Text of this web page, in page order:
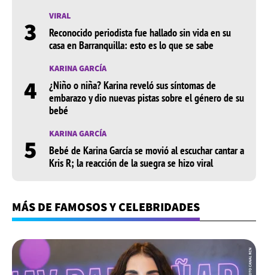
3 VIRAL
Reconocido periodista fue hallado sin vida en su
casa en Barranquilla: esto es lo que se sabe
4
KARINA GARCÍA
¿Niño o niña? Karina reveló sus síntomas de
embarazo y dio nuevas pistas sobre el género de su
bebé
5 KARINA GARCÍA
Bebé de Karina García se movió al escuchar cantar a
Kris R; la reacción de la suegra se hizo viral
MÁS DE FAMOSOS Y CELEBRIDADES